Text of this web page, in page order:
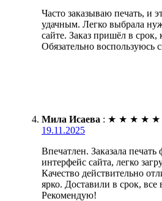
Часто заказываю печать, и
удачным. Легко выбрала
сайте. Заказ пришёл в срок,
Обязательно воспользуюсь
Мила Исаева : ★ ★ ★ ★ ★
19.11.2025
Впечатлен. Заказала
интерфейс сайта, легко
Качество действительно
ярко. Доставили в срок, все
Рекомендую!